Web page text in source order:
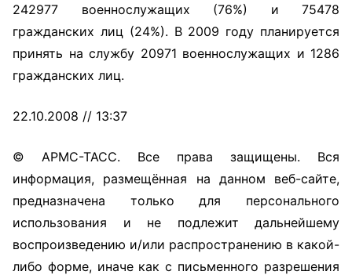
242977 военнослужащих (76%) и 75478
гражданских лиц (24%). В 2009 году планируется
принять на службу 20971 военнослужащих и 1286
гражданских лиц.
22.10.2008 // 13:37
© АРМС-ТАСС. Все права защищены. Вся
информация, размещённая на данном веб-сайте,
предназначена только для персонального
использования и не подлежит дальнейшему
воспроизведению и/или распространению в какой-
либо форме, иначе как с письменного разрешения